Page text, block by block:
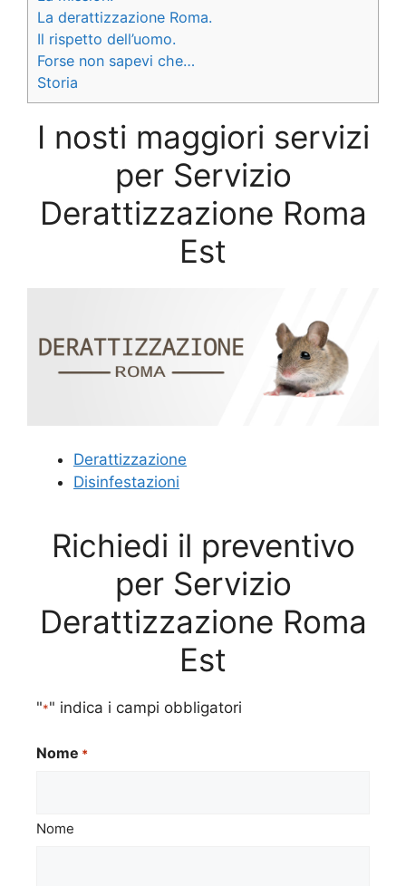
La derattizzazione Roma.
Il rispetto dell’uomo.
Forse non sapevi che…
Storia
I nosti maggiori servizi
per Servizio
Derattizzazione Roma
Est
Derattizzazione
Disinfestazioni
Richiedi il preventivo
per Servizio
Derattizzazione Roma
Est
"*" indica i campi obbligatori
Nome *
Nome